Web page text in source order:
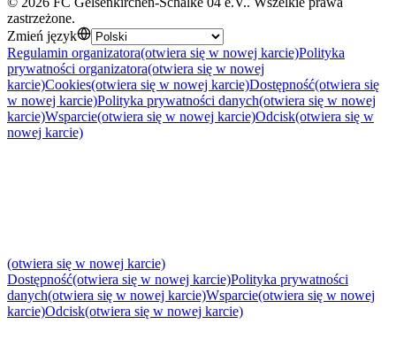
zastrzeżone.
Zmień język
Regulamin organizatora(otwiera się w nowej karcie)Polityka
prywatności organizatora(otwiera się w nowej
karcie)Cookies(otwiera się w nowej karcie)Dostępność(otwiera się
w nowej karcie)Polityka prywatności danych(otwiera się w nowej
karcie)Wsparcie(otwiera się w nowej karcie)Odcisk(otwiera się w
nowej karcie)
(otwiera się w nowej karcie)
Dostępność(otwiera się w nowej karcie)Polityka prywatności
danych(otwiera się w nowej karcie)Wsparcie(otwiera się w nowej
karcie)Odcisk(otwiera się w nowej karcie)